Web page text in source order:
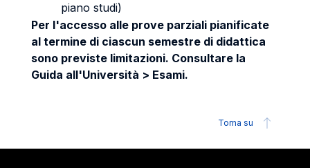
piano studi)
Per l'accesso alle prove parziali pianificate
al termine di ciascun semestre di didattica
sono previste limitazioni. Consultare la
Guida all'Università > Esami.
Torna su